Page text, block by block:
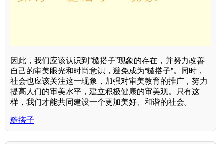
因此，我们应该认识到“糙搭子”现象的存在，并努力改善
自己的审美眼光和时尚意识，避免成为“糙搭子”。同时，
社会也应该关注这一现象，加强对审美教育的推广，努力
提高人们的审美水平，建立积极健康的审美观。只有这
样，我们才能共同建设一个更加美好、和谐的社会。
糙搭子